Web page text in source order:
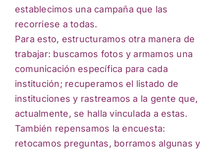
establecimos una campaña que las
recorriese a todas.
Para esto, estructuramos otra manera de
trabajar: buscamos fotos y armamos una
comunicación específica para cada
institución; recuperamos el listado de
instituciones y rastreamos a la gente que,
actualmente, se halla vinculada a estas.
También repensamos la encuesta:
retocamos preguntas, borramos algunas y